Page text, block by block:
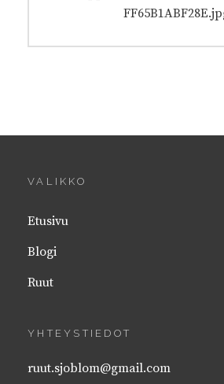
VALIKKO
Etusivu
Blogi
Ruut
YHTEYSTIEDOT
ruut.sjoblom@gmail.com